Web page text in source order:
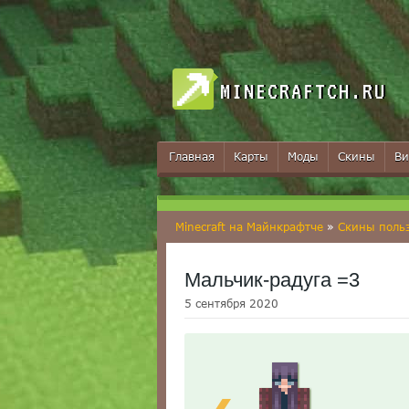
MINECRAFTCH.RU
Главная Карты Моды Скины
Minecraft на Майнкрафтче » Скины
Мальчик-радуга =3
5 сентября 2020